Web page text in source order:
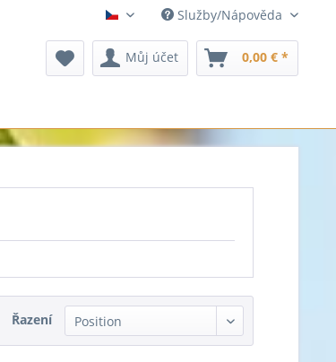
czechia Služby/Nápověda
Můj účet 0,00 € *
Řazení